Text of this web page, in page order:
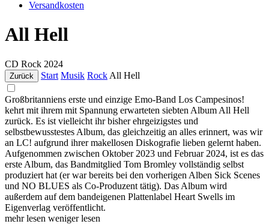
Versandkosten
All Hell
CD Rock 2024
Zurück Start Musik Rock All Hell
Großbritanniens erste und einzige Emo-Band Los Campesinos!
kehrt mit ihrem mit Spannung erwarteten siebten Album All Hell
zurück. Es ist vielleicht ihr bisher ehrgeizigstes und
selbstbewusstestes Album, das gleichzeitig an alles erinnert, was wir
an LC! aufgrund ihrer makellosen Diskografie lieben gelernt haben.
Aufgenommen zwischen Oktober 2023 und Februar 2024, ist es das
erste Album, das Bandmitglied Tom Bromley vollständig selbst
produziert hat (er war bereits bei den vorherigen Alben Sick Scenes
und NO BLUES als Co-Produzent tätig). Das Album wird
außerdem auf dem bandeigenen Plattenlabel Heart Swells im
Eigenverlag veröffentlicht.
mehr lesen weniger lesen